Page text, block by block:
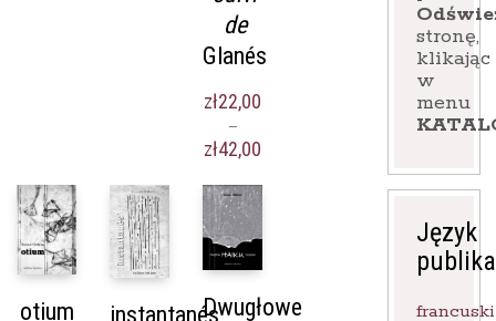
de
Glanés
zł22,00
–
zł42,00
od
otium instantanésDwugłowe
stronę,
klikając
w
menu
Język
francuski